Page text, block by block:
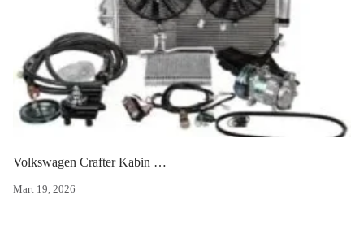
Mart 19, 2026
Volkswagen Crafter Kabin Klima Seti